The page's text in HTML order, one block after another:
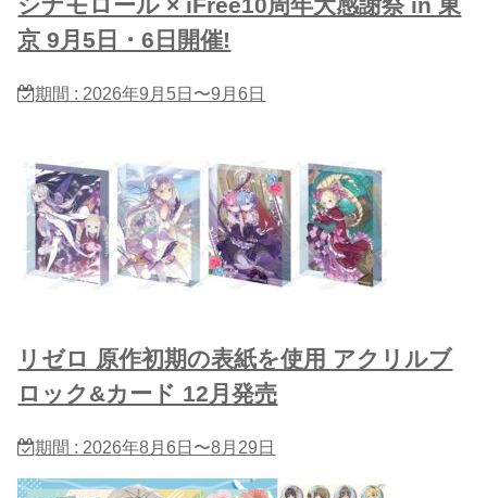
京 9月5日・6日開催!
期間 : 2026年9月5日〜9月6日
リゼロ 原作初期の表紙を使用 アクリルブ
ロック&カード 12月発売
期間 : 2026年8月6日〜8月29日